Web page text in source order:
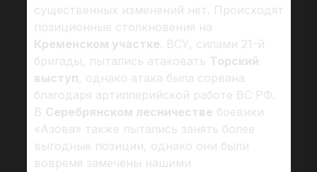
существенных изменений нет. Происходят
позиционные столкновения на
Кременском участке. ВСУ, силами 21-й
бригады, пытались атаковать Торский
выступ, однако атака была сорвана
благодаря артиллерийской работе ВС РФ.
В Серебрянском лесничестве боевики
«Азова» также пытались занять более
выгодные позиции, однако они были
вовремя замечены нашими